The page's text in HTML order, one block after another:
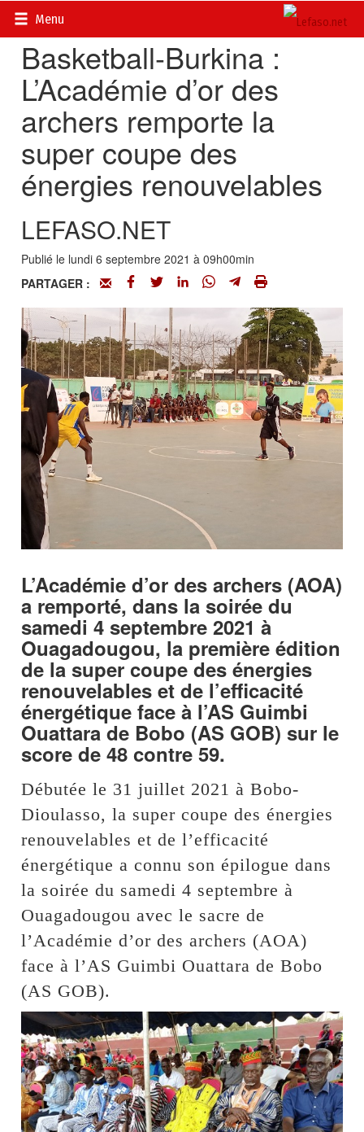
Menu
Accueil>
Basketball-Burkina :
L’Académie d’or des
archers remporte la
super coupe des
énergies renouvelables
LEFASO.NET
Publié le lundi 6 septembre 2021 à 09h00min
PARTAGER :
L’Académie d’or des archers (AOA)
a remporté, dans la soirée du
samedi 4 septembre 2021 à
Ouagadougou, la première édition
de la super coupe des énergies
renouvelables et de l’efficacité
énergétique face à l’AS Guimbi
Ouattara de Bobo (AS GOB) sur le
score de 48 contre 59.
Débutée le 31 juillet 2021 à Bobo-
Dioulasso, la super coupe des énergies
renouvelables et de l’efficacité
énergétique a connu son épilogue dans
la soirée du samedi 4 septembre à
Ouagadougou avec le sacre de
l’Académie d’or des archers (AOA)
face à l’AS Guimbi Ouattara de Bobo
(AS GOB).